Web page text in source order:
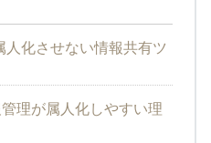
人化させない情報共有ツ
理が属人化しやすい理